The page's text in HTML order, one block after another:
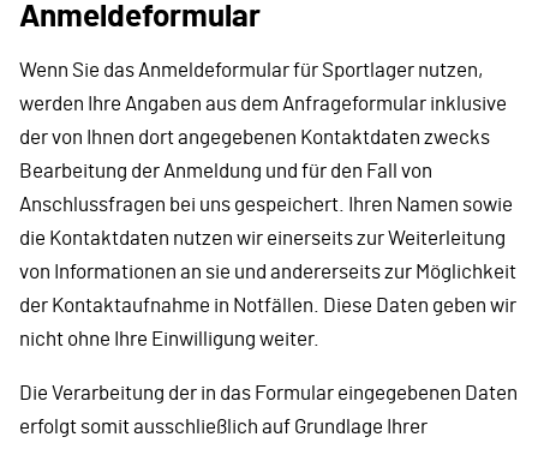
Anmeldeformular
Wenn Sie das Anmeldeformular für Sportlager nutzen,
werden Ihre Angaben aus dem Anfrageformular inklusive
der von Ihnen dort angegebenen Kontaktdaten zwecks
Bearbeitung der Anmeldung und für den Fall von
Anschlussfragen bei uns gespeichert. Ihren Namen sowie
die Kontaktdaten nutzen wir einerseits zur Weiterleitung
von Informationen an sie und andererseits zur Möglichkeit
der Kontaktaufnahme in Notfällen. Diese Daten geben wir
nicht ohne Ihre Einwilligung weiter.
Die Verarbeitung der in das Formular eingegebenen Daten
erfolgt somit ausschließlich auf Grundlage Ihrer